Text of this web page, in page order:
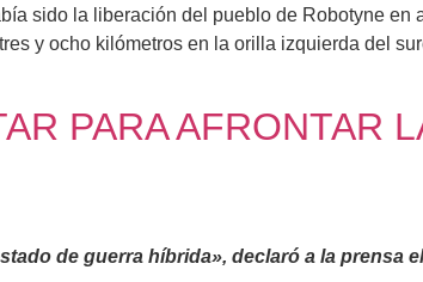
sido la liberación del pueblo de Robotyne en
y ocho kilómetros en la orilla izquierda del
PARA AFRONTAR
de guerra híbrida», declaró a la prensa